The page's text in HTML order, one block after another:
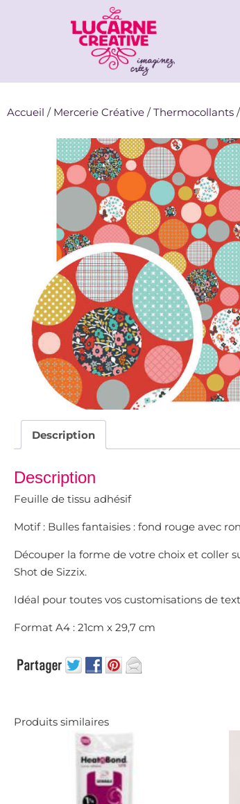
Accueil / Mercerie Créative /Thermocollants
Description
Description
Feuille de tissu adhésif
Motif : Bulles fantaisies : fond rouge avec
Découper la forme de votre choix et coller
Shot de Sizzix.
Idéal pour toutes vos customisations de
Format A4 : 21cm x 29,7 cm
Produits similaires